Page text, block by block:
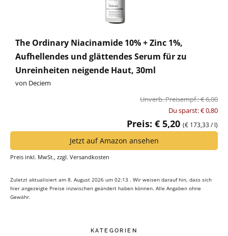
The Ordinary Niacinamide 10% + Zinc 1%,
Aufhellendes und glättendes Serum für zu
Unreinheiten neigende Haut, 30ml
von Deciem
Unverb. Preisempf.: € 6,00
Du sparst: € 0,80
Preis: € 5,20 (€ 173,33 / l)
Jetzt auf Amazon ansehen
Preis inkl. MwSt., zzgl. Versandkosten
Zuletzt aktualisiert am 8. August 2026 um 02:13 . Wir weisen darauf hin, dass sich
hier angezeigte Preise inzwischen geändert haben können. Alle Angaben ohne
Gewähr.
KATEGORIEN